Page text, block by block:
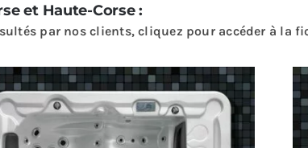
et Haute-Corse :
par nos clients, cliquez pour accéder à la